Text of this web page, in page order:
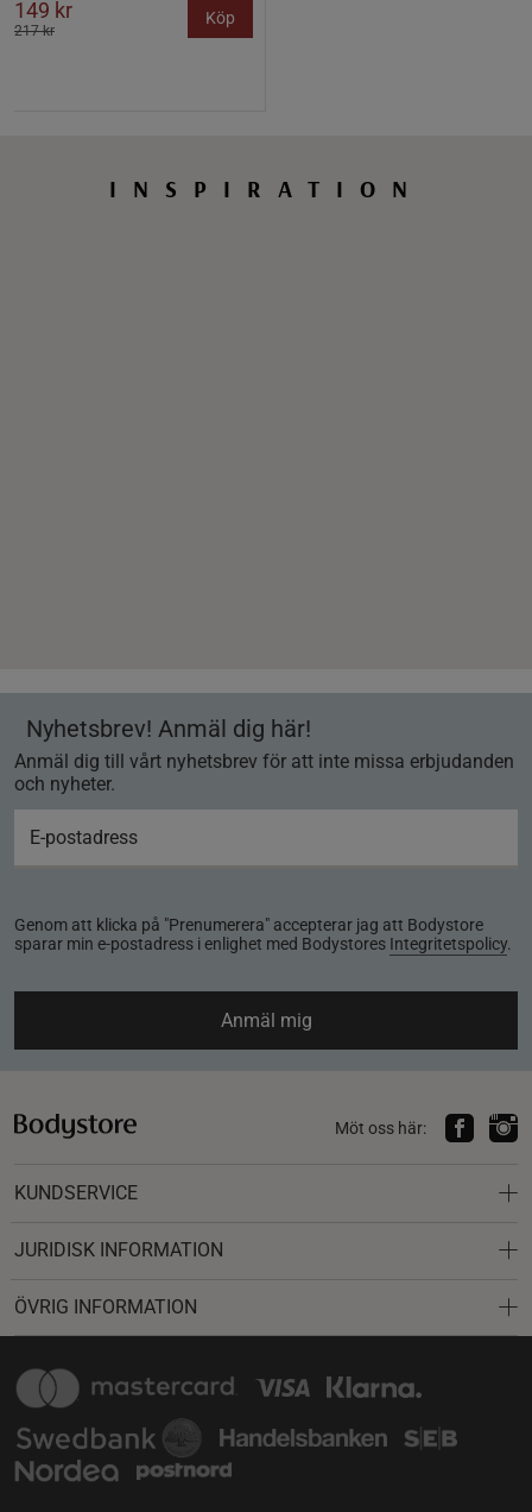
149 kr
217 kr
Köp
INSPIRATION
Nyhetsbrev! Anmäl dig här!
Anmäl dig till vårt nyhetsbrev för att inte missa erbjudanden
och nyheter.
Genom att klicka på "Prenumerera" accepterar jag att Bodystore
sparar min e-postadress i enlighet med Bodystores Integritetspolicy.
Anmäl mig
Möt oss här:
KUNDSERVICE
JURIDISK INFORMATION
ÖVRIG INFORMATION